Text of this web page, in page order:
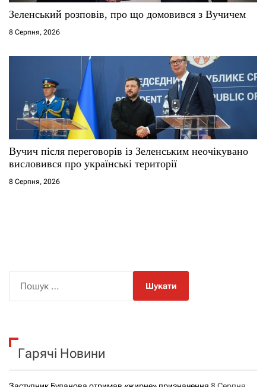
Зеленський розповів, про що домовився з Вучичем
8 Серпня, 2026
Вучич після переговорів із Зеленським неочікувано
висловився про українські території
8 Серпня, 2026
к
Гарячі Новини